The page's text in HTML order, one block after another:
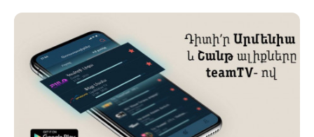
2500 драм/минута Исходящие звонки локальные –
500 драм/минута SMS – 250 драм Интернет – 7000
драм/МБ Список стран: Бермудские острова,
Буркина-Фасо, Кабо-Верде, Куба, Эквоториальная
Гвинея, Эфиопия, Гамбия, Гвинея, Мадага